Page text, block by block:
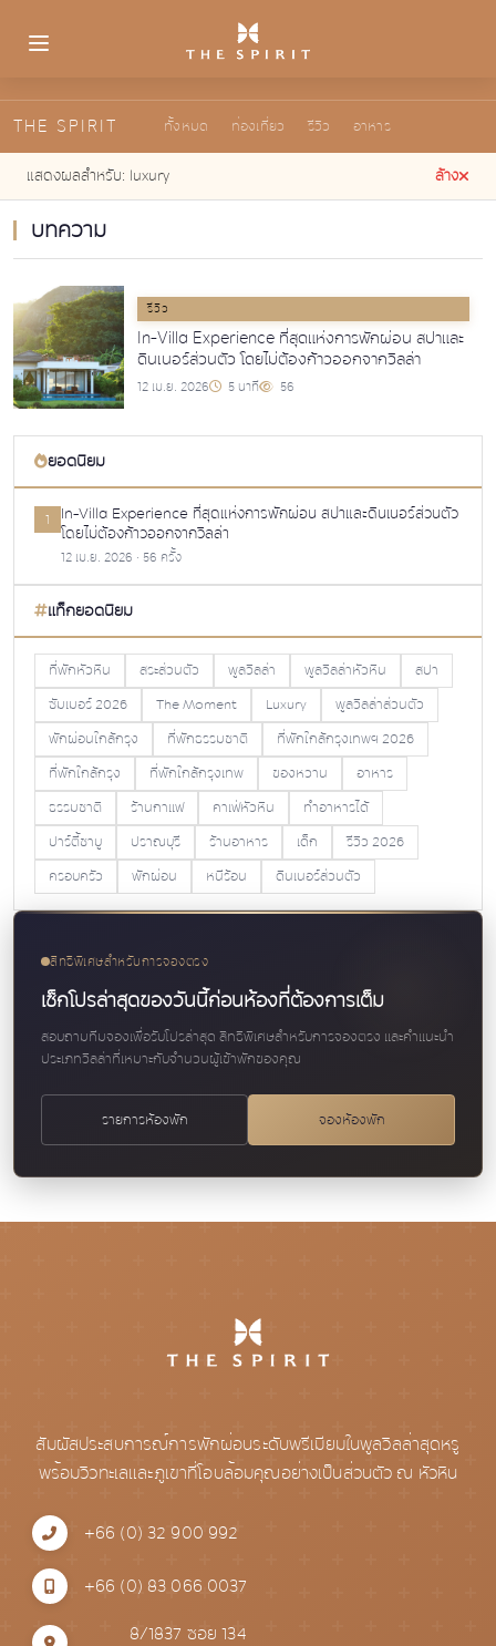
THE SPIRIT ทั้งหมด ท่องเที่ยว รีวิว อาหาร
แสดงผลสำหรับ: luxury ล้าง
บทความ
รีวิว
In-Villa Experience ที่สุดแห่งการพักผ่อน สปาและ
ดินเนอร์ส่วนตัว โดยไม่ต้องก้าวออกจากวิลล่า
12 เม.ย. 2026 5 นาที 56
ยอดนิยม
1
In-Villa Experience ที่สุดแห่งการพักผ่อน สปาและดินเนอร์ส่วนตัว
โดยไม่ต้องก้าวออกจากวิลล่า
12 เม.ย. 2026 · 56 ครั้ง
แท็กยอดนิยม
ที่พักหัวหิน สระส่วนตัว พูลวิลล่า พูลวิลล่าหัวหิน
สปา
ซัมเมอร์ 2026
The Moment Luxury
พูลวิลล่าส่วนตัว
พักผ่อนใกล้กรุง
ที่พักธรรมชาติ
ที่พักใกล้กรุงเทพฯ 2026
ที่พักใกล้กรุง
ที่พักใกล้กรุงเทพ ของหวาน
อาหาร
ธรรมชาติ
ร้านกาแฟ คาเฟ่หัวหิน
ทำอาหารได้
ปาร์ตี้ชาบู
ปราณบุรี ร้านอาหาร เด็ก
รีวิว 2026
ครอบครัว
พักผ่อน หนีร้อน ดินเนอร์ส่วนตัว
สิทธิพิเศษสำหรับการจองตรง
เช็กโปรล่าสุดของวันนี้ก่อนห้องที่ต้องการเต็ม
สอบถามทีมจองเพื่อรับโปรล่าสุด สิทธิพิเศษสำหรับการจองตรง และคำแนะนำ
ประเภทวิลล่าที่เหมาะกับจำนวนผู้เข้าพักของคุณ
รายการห้องพัก จองห้องพัก
สัมผัสประสบการณ์การพักผ่อนระดับพรีเมียมในพูลวิลล่าสุดหรู
พร้อมวิวทะเลและภูเขาที่โอบล้อมคุณอย่างเป็นส่วนตัว ณ หัวหิน
+66 (0) 32 900 992
+66 (0) 83 066 0037
8/1837 ซอย 134